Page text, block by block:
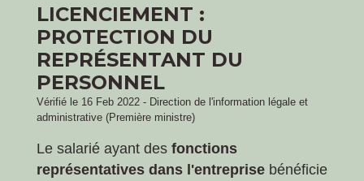
LICENCIEMENT :
PROTECTION DU
REPRÉSENTANT DU
PERSONNEL
Vérifié le 16 Feb 2022 - Direction de l'information légale et
administrative (Première ministre)
Le salarié ayant des fonctions
représentatives dans l'entreprise bénéficie